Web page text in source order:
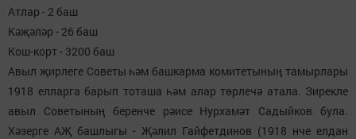
Атлар - 2 баш
Кәҗәләр - 26 баш
Кош-корт - 3200 баш
Авыл җирлеге Советы һәм башкарма комитетының тамырлары
1918 елларга барып тоташа һәм алар төрлечә атала. Зирекле
авыл Советының беренче рәисе Нурхамәт Садыйков була.
Хәзерге АҖ башлыгы - Җәлил Гайфетдинов (1918 нче елдан